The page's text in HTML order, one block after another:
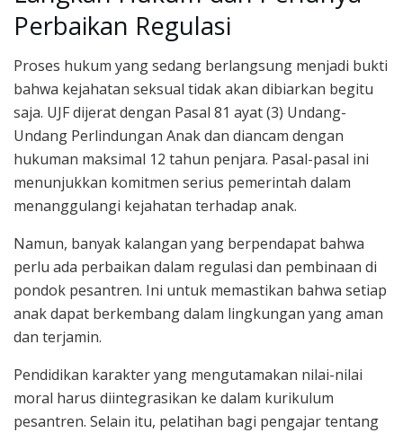
Perbaikan Regulasi
Proses hukum yang sedang berlangsung menjadi bukti
bahwa kejahatan seksual tidak akan dibiarkan begitu
saja. UJF dijerat dengan Pasal 81 ayat (3) Undang-
Undang Perlindungan Anak dan diancam dengan
hukuman maksimal 12 tahun penjara. Pasal-pasal ini
menunjukkan komitmen serius pemerintah dalam
menanggulangi kejahatan terhadap anak.
Namun, banyak kalangan yang berpendapat bahwa
perlu ada perbaikan dalam regulasi dan pembinaan di
pondok pesantren. Ini untuk memastikan bahwa setiap
anak dapat berkembang dalam lingkungan yang aman
dan terjamin.
Pendidikan karakter yang mengutamakan nilai-nilai
moral harus diintegrasikan ke dalam kurikulum
pesantren. Selain itu, pelatihan bagi pengajar tentang